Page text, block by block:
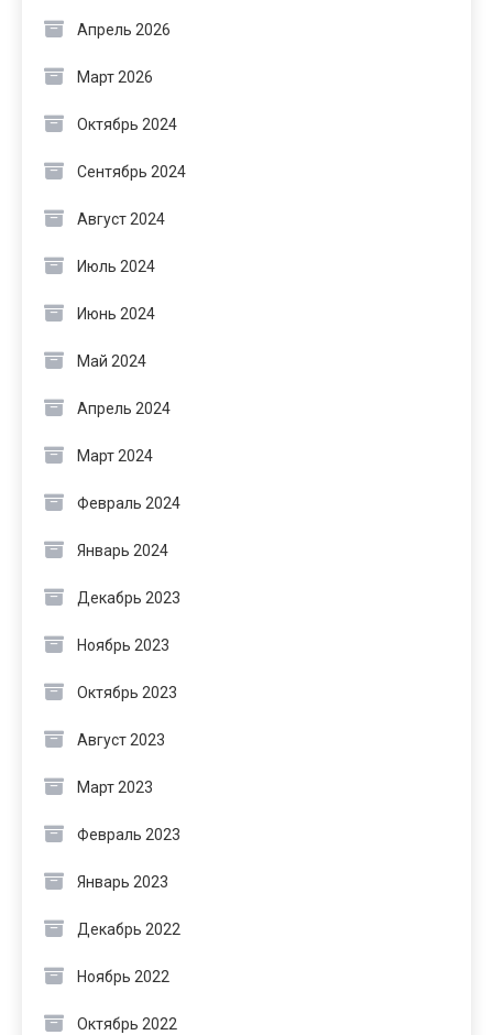
Апрель 2026
Март 2026
Октябрь 2024
Сентябрь 2024
Август 2024
Июль 2024
Июнь 2024
Май 2024
Апрель 2024
Март 2024
Февраль 2024
Январь 2024
Декабрь 2023
Ноябрь 2023
Октябрь 2023
Август 2023
Март 2023
Февраль 2023
Январь 2023
Декабрь 2022
Ноябрь 2022
Октябрь 2022